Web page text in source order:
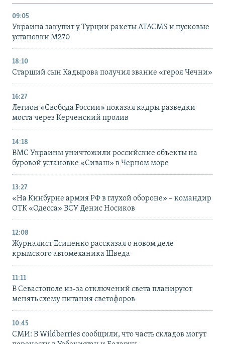
09:05
Украина закупит у Турции ракеты ATACMS и пусковые
установки M270
18:10
Старший сын Кадырова получил звание «героя Чечни»
16:27
Легион «Свобода России» показал кадры разведки
моста через Керченский пролив
14:18
ВМС Украины уничтожили российские объекты на
буровой установке «Сиваш» в Черном море
13:27
«На Кинбурне армия РФ в глухой обороне» – командир
ОТК «Одесса» ВСУ Денис Носиков
12:08
Журналист Есипенко рассказал о новом деле
крымского автомеханика Шведа
11:11
В Севастополе из-за отключений света планируют
менять схему питания светофоров
10:45
СМИ: В Wildberries сообщили, что часть складов могут